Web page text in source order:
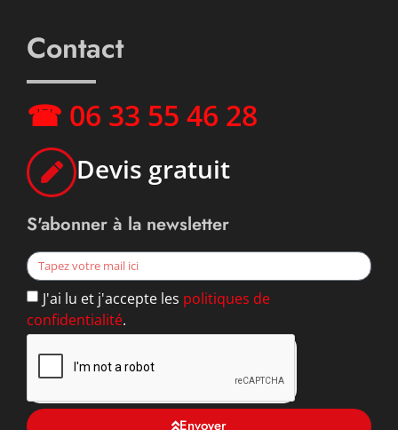
Contact
☎ 06 33 55 46 28
Devis gratuit
S'abonner à la newsletter
J'ai lu et j'accepte les politiques de
confidentialité.
Envoyer